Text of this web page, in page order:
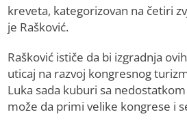
kreveta, kategorizovan na četiri
je Rašković.
Rašković ističe da bi izgradnja
uticaj na razvoj kongresnog
Luka sada kuburi sa
može da primi velike kongrese i